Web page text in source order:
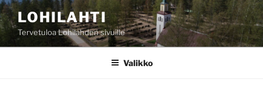
Siirry
sisältöönLOHILAHTI
Tervetuloa Lohilahden sivuille
Valikko